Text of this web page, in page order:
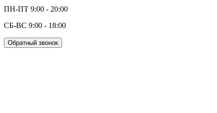
ПН-ПТ 9:00 - 20:00
СБ-ВС 9:00 - 18:00
Обратный звонок